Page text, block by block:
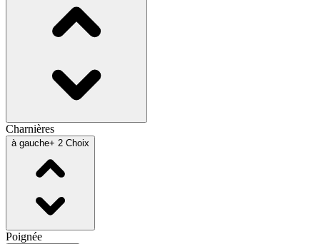
Charnières
à gauche+ 2 Choix
Poignée